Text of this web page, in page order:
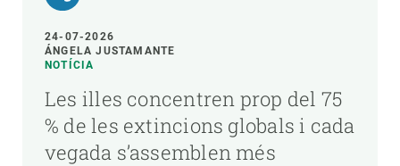
24-07-2026
ÁNGELA JUSTAMANTE
NOTÍCIA
Les illes concentren prop del 75
% de les extincions globals i cada
vegada s’assemblen més